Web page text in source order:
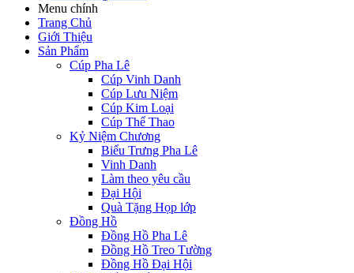
Menu chính
Trang Chủ
Giới Thiệu
Sản Phẩm
Cúp Pha Lê
Cúp Vinh Danh
Cúp Lưu Niệm
Cúp Kim Loại
Cúp Thể Thao
Kỷ Niệm Chương
Biểu Trưng Pha Lê
Vinh Danh
Làm theo yêu cầu
Đại Hội
Quà Tặng Họp lớp
Đồng Hồ
Đồng Hồ Pha Lê
Đồng Hồ Treo Tường
Đồng Hồ Đại Hội